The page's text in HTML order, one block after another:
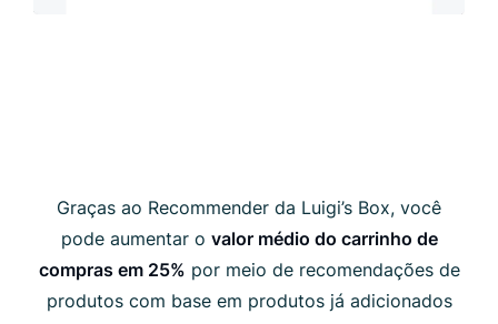
Graças ao Recommender da Luigi’s Box, você
pode aumentar o valor médio do carrinho de
compras em 25% por meio de recomendações de
produtos com base em produtos já adicionados